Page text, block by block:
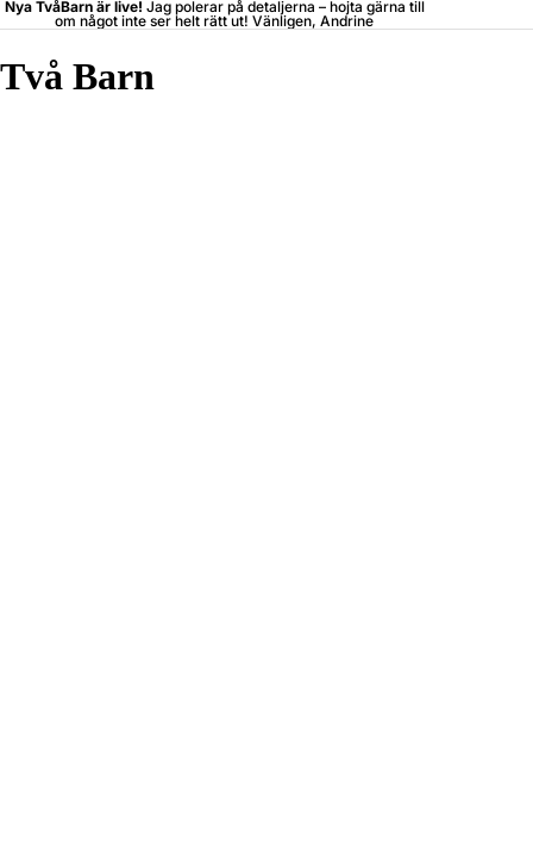
Nya TvåBarn är live! Jag polerar på detaljerna – hojta gärna till
om något inte ser helt rätt ut! Vänligen, Andrine
Två Barn